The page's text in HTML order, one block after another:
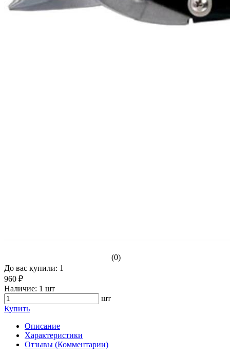
(0)
До вас купили: 1
960 ₽
Наличие: 1 шт
шт
Купить
Описание
Характеристики
Отзывы (Комментарии)